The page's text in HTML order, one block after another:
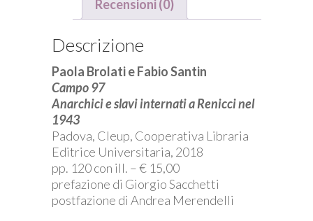
Recensioni (0)
Descrizione
Paola Brolati e Fabio Santin
Campo 97
Anarchici e slavi internati a Renicci nel
1943
Padova, Cleup, Cooperativa Libraria
Editrice Universitaria, 2018
pp. 120 con ill. – € 15,00
prefazione di Giorgio Sacchetti
postfazione di Andrea Merendelli